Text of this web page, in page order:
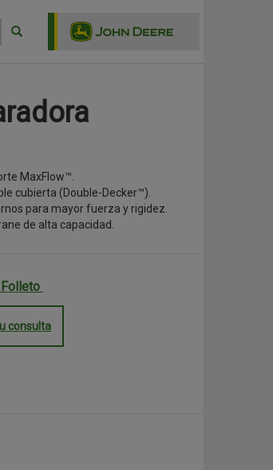
Buscar
MaxFlow™
cubierta (Double-Decker™).
para mayor fuerza y rigidez.
de alta capacidad.
Folleto
consulta